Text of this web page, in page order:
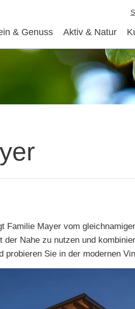
& Genuss Aktiv & Natur
Familie Mayer vom
Nahe zu nutzen und
probieren Sie in der modernen